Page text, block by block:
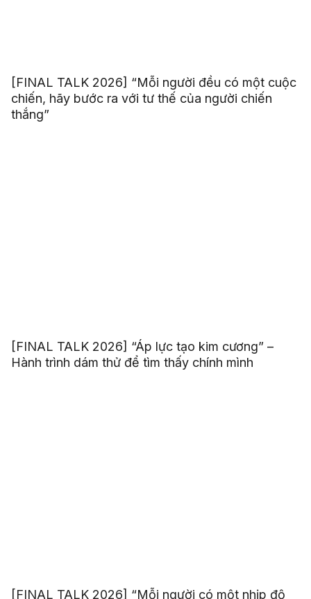
[FINAL TALK 2026] “Mỗi người đều có một cuộc
chiến, hãy bước ra với tư thế của người chiến
thắng”
[FINAL TALK 2026] “Áp lực tạo kim cương” –
Hành trình dám thử để tìm thấy chính mình
[FINAL TALK 2026] “Mỗi người có một nhịp độ